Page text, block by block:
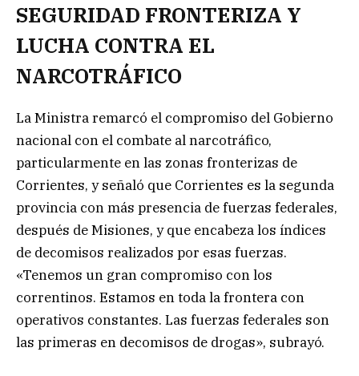
SEGURIDAD FRONTERIZA Y
LUCHA CONTRA EL
NARCOTRÁFICO
La Ministra remarcó el compromiso del Gobierno
nacional con el combate al narcotráfico,
particularmente en las zonas fronterizas de
Corrientes, y señaló que Corrientes es la segunda
provincia con más presencia de fuerzas federales,
después de Misiones, y que encabeza los índices
de decomisos realizados por esas fuerzas.
«Tenemos un gran compromiso con los
correntinos. Estamos en toda la frontera con
operativos constantes. Las fuerzas federales son
las primeras en decomisos de drogas», subrayó.